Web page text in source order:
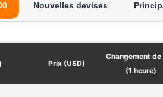
Nouvelles devises
Prix (USD)
Changement
(1 heure)